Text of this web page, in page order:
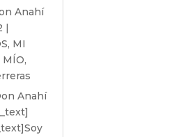
Anahí
, MI
MÍO,
Anahí